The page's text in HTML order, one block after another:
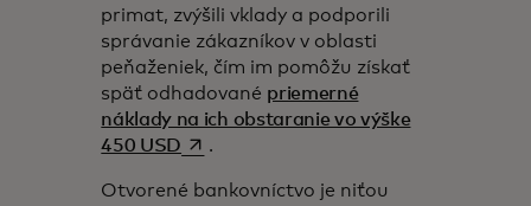
primat, zvýšili vklady a podporili
správanie zákazníkov v oblasti
peňaženiek, čím im pomôžu získať
späť odhadované priemerné
náklady na ich obstaranie vo výške
450 USD opens in a new tab
.
Otvorené bankovníctvo je niťou